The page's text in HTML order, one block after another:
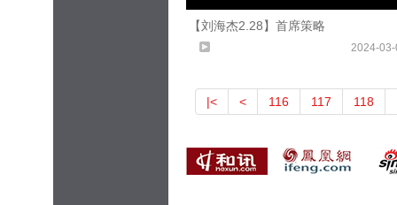
【刘海杰2.28】首席策略
2024-
|< < 116 117 118